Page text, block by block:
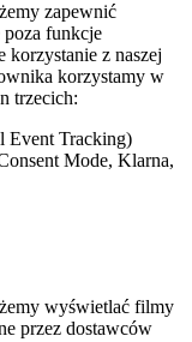
zapewnić
funkcje
z naszej
korzystamy w
trzecich:
Event Tracking)
Mode, Klarna,
wyświetlać filmy
przez dostawców